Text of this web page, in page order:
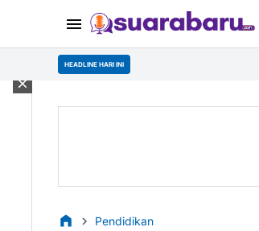
HEADLINE HARI INI
Pendidikan